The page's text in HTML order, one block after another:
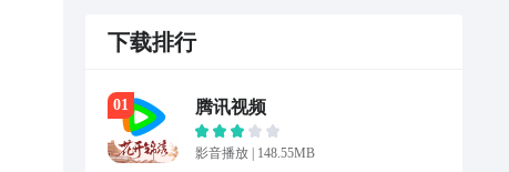
下载排行
01 腾讯视频
影音播放 | 148.55MB